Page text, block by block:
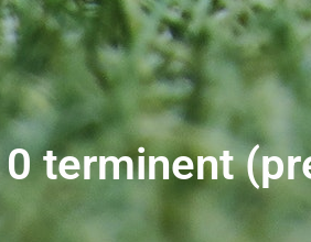
terminent